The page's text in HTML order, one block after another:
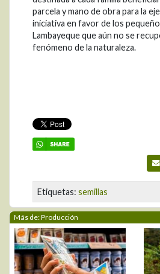
parcela y mano de obra para la
iniciativa en favor de los
Lambayeque que aún no se
fenómeno de la naturaleza.
Etiquetas: semillas
Más de: Producción